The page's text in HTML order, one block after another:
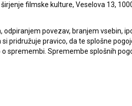
filmske kulture, Veselova 13,
povezav, branjem vsebin,
pridružuje pravico, da te splošne
spremembi. Spremembe splošnih